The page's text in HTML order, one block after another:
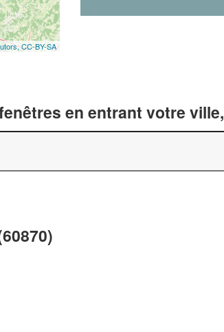
CC-BY-SA
en entrant votre